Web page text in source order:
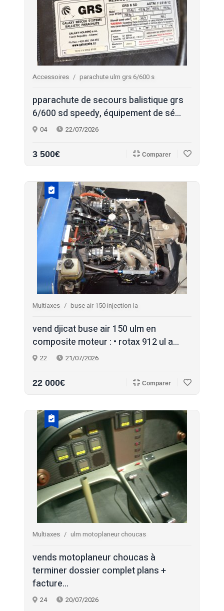
Accessoires parachute ulm grs 6/600 s
pparachute de secours balistique grs
6/600 sd speedy, équipement de sé...
04 22/07/2026
3 500€ Comparer
Multiaxes buse air 150 injection la
vend djicat buse air 150 ulm en
composite moteur : • rotax 912 ul a...
22 21/07/2026
22 000€ Comparer
Multiaxes ulm motoplaneur choucas
vends motoplaneur choucas à
terminer dossier complet plans +
facture...
24 20/07/2026